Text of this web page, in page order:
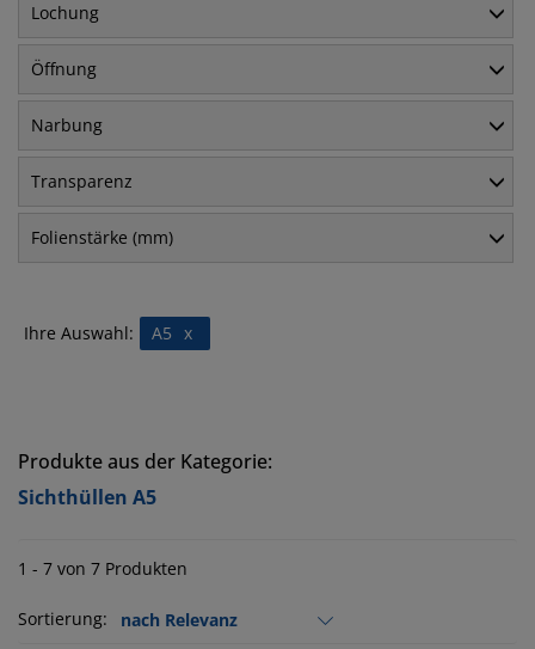
Lochung
Öffnung
Narbung
Transparenz
Folienstärke (mm)
Ihre Auswahl: x
A5
Produkte aus der Kategorie:
Sichthüllen A5
1 - 7 von 7 Produkten
Sortierung: